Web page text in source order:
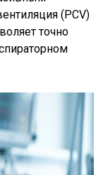
(PCV)
точно